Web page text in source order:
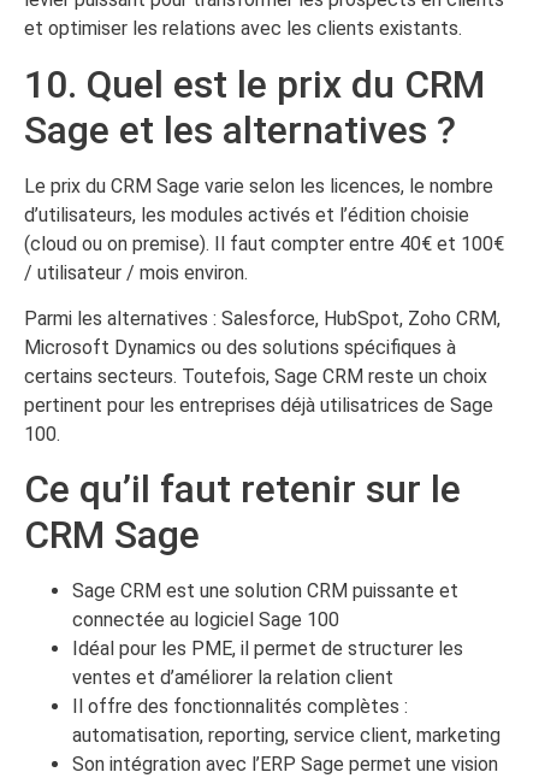
et optimiser les relations avec les clients existants.
10. Quel est le prix du CRM
Sage et les alternatives ?
Le prix du CRM Sage varie selon les licences, le nombre
d’utilisateurs, les modules activés et l’édition choisie
(cloud ou on premise). Il faut compter entre 40€ et 100€
/ utilisateur / mois environ.
Parmi les alternatives : Salesforce, HubSpot, Zoho CRM,
Microsoft Dynamics ou des solutions spécifiques à
certains secteurs. Toutefois, Sage CRM reste un choix
pertinent pour les entreprises déjà utilisatrices de Sage
100.
Ce qu’il faut retenir sur le
CRM Sage
Sage CRM est une solution CRM puissante et
connectée au logiciel Sage 100
Idéal pour les PME, il permet de structurer les
ventes et d’améliorer la relation client
Il offre des fonctionnalités complètes :
automatisation, reporting, service client, marketing
Son intégration avec l’ERP Sage permet une vision